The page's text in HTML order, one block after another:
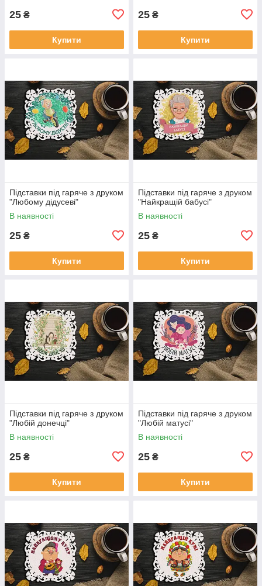
25 ₴
Купити
25 ₴
Купити
Підставки під гаряче з друком
"Любому дідусеві"
В наявності
25 ₴
Купити
Підставки під гаряче з друком
"Найкращій бабусі"
В наявності
25 ₴
Купити
Підставки під гаряче з друком
"Любій донечці"
В наявності
25 ₴
Купити
Підставки під гаряче з друком
"Любій матусі"
В наявності
25 ₴
Купити